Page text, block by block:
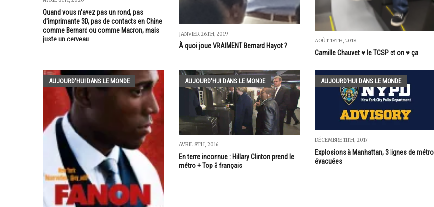
Quand vous n'avez pas un rond, pas
d'imprimante 3D, pas de contacts en Chine
comme Bernard ou comme Macron, mais
juste un cerveau...
JANVIER 26TH, 2019
À quoi joue VRAIMENT Bernard Hayot ?
AOÛT 18TH, 2018
Camille Chauvet ♥️ le TCSP et on ♥️ ça
AUJOURD'HUI DANS LE MONDE AUJOURD'HUI DANS LE MONDE
AVRIL 8TH, 2016
En terre inconnue : Hillary Clinton prend le
métro + Top 3 français
AUJOURD'HUI DANS LE MONDE
DÉCEMBRE 11TH, 2017
Explosions à Manhattan, 3 lignes de métro
évacuées